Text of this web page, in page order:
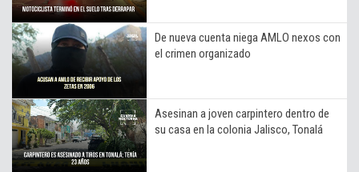
De nueva cuenta niega AMLO nexos con
el crimen organizado
Asesinan a joven carpintero dentro de
su casa en la colonia Jalisco, Tonalá